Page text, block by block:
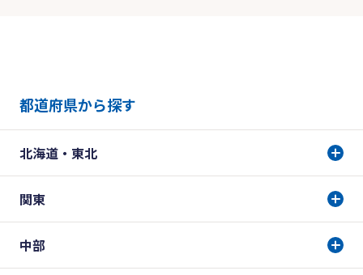
都道府県から探す
北海道・東北
関東
中部